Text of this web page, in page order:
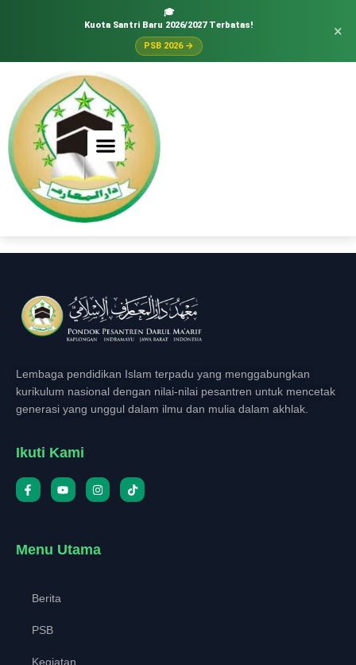
🎓
Kuota Santri Baru 2026/2027 Terbatas!
PSB 2026 →
×
Lembaga pendidikan Islam terpadu yang menggabungkan
kurikulum nasional dengan nilai-nilai pesantren untuk mencetak
generasi yang unggul dalam ilmu dan mulia dalam akhlak.
Ikuti Kami
Menu Utama
Berita
PSB
Kegiatan